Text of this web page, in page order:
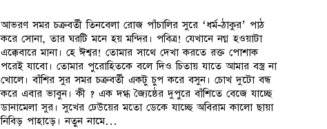
আভরণ সমর চক্রবর্তী তিনবেলা রোজ পাঁচালির সুরে ‘ধর্ম-ঠাকুর’ পাঠ
করে সোনা, তার ঘরটি মনে হয় মন্দির। পবিত্র! যেখানে নগ্ন হওয়াটা
এক্কেবারে মানা। হে ঈশ্বর! তোমার সাথে দেখা করতে রক্ত পোশাক
পরেই যাবো। তোমার পুরোহিতকে বলে দিও চিতায় যাতে আমার বস্ত্র না
খোলে। বাঁশির সুর সমর চক্রবর্তী একটু চুপ করে বসুন। চোখ দুটো বন্ধ
করে এবার ভাবুন। কী ? এক দগ্ধ জ্যৈষ্ঠের দুপুরে বাঁশিতে বেজে যাচ্ছে
ডানামেলা সুর। সুখের ঢেউয়ের মতো ডেকে যাচ্ছে অবিরাম কালো ছায়া
নিবিড় পাহাড়ে। নতুন নামে…